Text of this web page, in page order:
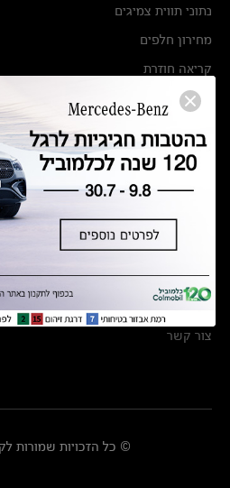
נתוני תווית צמיגים
מחירון חלפים
קריאה חוזרת
הודעה על הטבות לרכבי מרצדס בהסדר פשרה בתצ
תקנון ימי מכירות 120 לכלמוביל
מצאו אותנו
אולמות תצוגה
מרכזי שירות
צור קשר
© כל הזכויות שמורות